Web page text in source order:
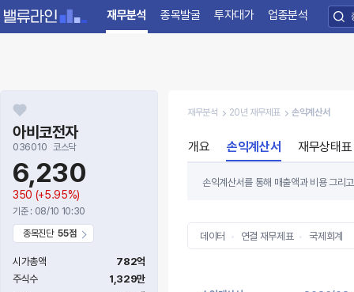
재무분석 종목발굴 투자대가 업종분석
아비코전자
036010 코스닥
6,230
350 (+5.95%)
기준 : 08/10 10:30
종목진단55점
시가총액
782억
주식수
1,329만
재무분석 20년 재무제표 손익계산서
개요 손익계산서 재무상태표
손익계산서를 통해 매출액과 비용 그리
있습니다.
데이터 연결 재무제표 국제회계